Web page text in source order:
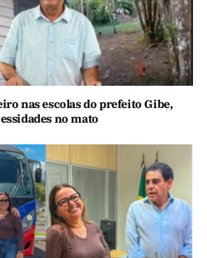
nas escolas do prefeito Gibe,
no mato